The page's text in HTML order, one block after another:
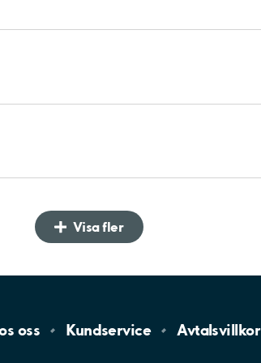
Visa fler
oss Kundservice Avtalsvillkor